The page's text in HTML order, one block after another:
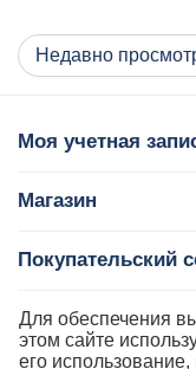
Недавно
Моя учетная
Магазин
Покупательский
Контакты
Для обеспечения
этом сайте
его